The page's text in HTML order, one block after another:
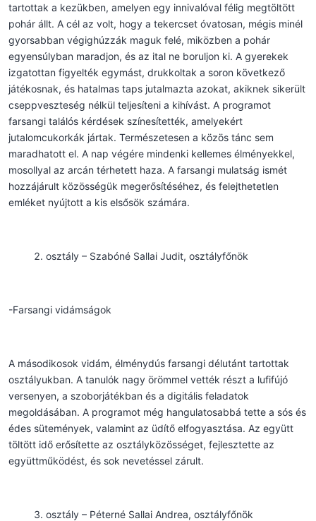
tartottak a kezükben, amelyen egy innivalóval félig megtöltött
pohár állt. A cél az volt, hogy a tekercset óvatosan, mégis minél
gyorsabban végighúzzák maguk felé, miközben a pohár
egyensúlyban maradjon, és az ital ne boruljon ki. A gyerekek
izgatottan figyelték egymást, drukkoltak a soron következő
játékosnak, és hatalmas taps jutalmazta azokat, akiknek sikerült
cseppveszteség nélkül teljesíteni a kihívást. A programot
farsangi találós kérdések színesítették, amelyekért
jutalomcukorkák jártak. Természetesen a közös tánc sem
maradhatott el. A nap végére mindenki kellemes élményekkel,
mosollyal az arcán térhetett haza. A farsangi mulatság ismét
hozzájárult közösségük megerősítéséhez, és felejthetetlen
emléket nyújtott a kis elsősök számára.
osztály – Szabóné Sallai Judit, osztályfőnök
-Farsangi vidámságok
A másodikosok vidám, élménydús farsangi délutánt tartottak
osztályukban. A tanulók nagy örömmel vették részt a lufifújó
versenyen, a szoborjátékban és a digitális feladatok
megoldásában. A programot még hangulatosabbá tette a sós és
édes sütemények, valamint az üdítő elfogyasztása. Az együtt
töltött idő erősítette az osztályközösséget, fejlesztette az
együttműködést, és sok nevetéssel zárult.
osztály – Péterné Sallai Andrea, osztályfőnök